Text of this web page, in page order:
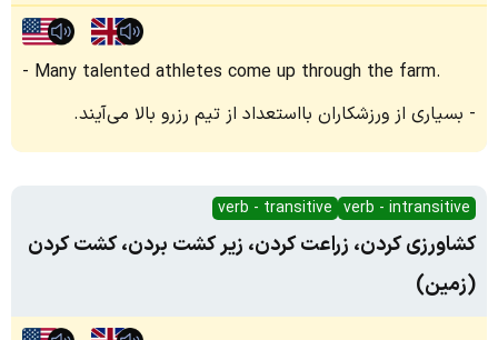
Many talented athletes come up through the farm.
بسیاری از ورزشکاران بااستعداد از تیم رزرو بالا می‌آیند.
verb - intransitive
verb - transitive
کشاورزی کردن، زراعت کردن، زیر کشت بردن، کشت کردن
(زمین)